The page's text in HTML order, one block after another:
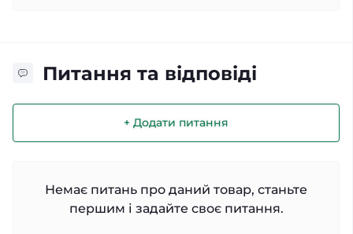
Питання та відповіді
+ Додати питання
Немає питань про даний товар, станьте
першим і задайте своє питання.